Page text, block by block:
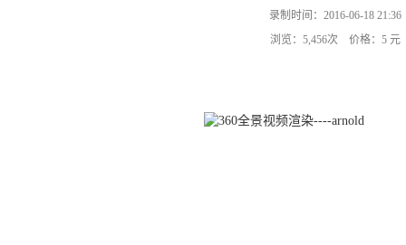
录制时间：2016-06-18 21:36
浏览：5,456次 价格：5 元